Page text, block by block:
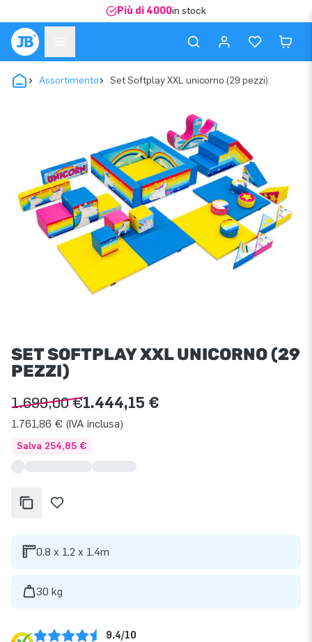
Più di 4000in stock
Assortimento Set Softplay XXL unicorno (29 pezzi)
SET SOFTPLAY XXL UNICORNO (29
PEZZI)
1.699,00 €1.444,15 €
1.761,86 € (IVA inclusa)
Salva 254,85 €
0.8 x 1.2 x 1.4m
30 kg
9.4/10